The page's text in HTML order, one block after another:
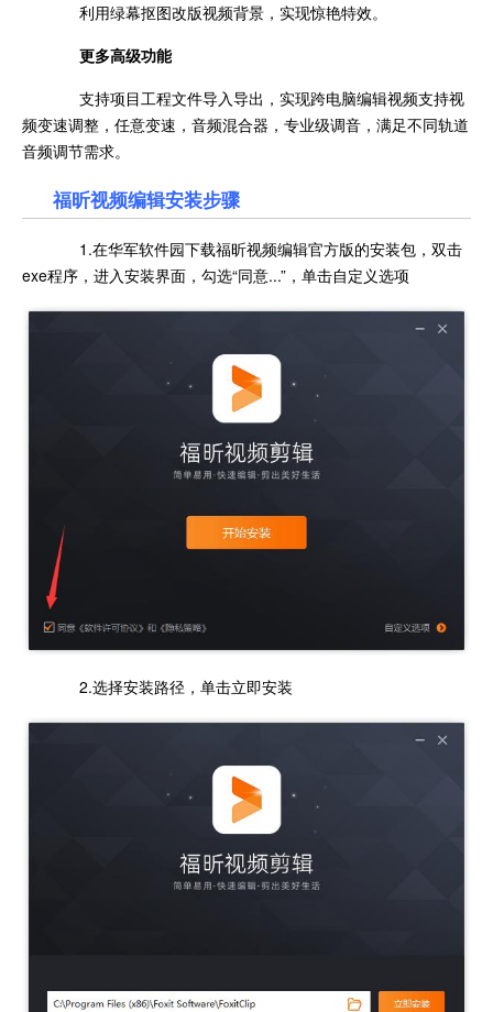
利用绿幕抠图改版视频背景，实现惊艳特效。
更多高级功能
支持项目工程文件导入导出，实现跨电脑编辑视频支持视
频变速调整，任意变速，音频混合器，专业级调音，满足不同轨道
音频调节需求。
福昕视频编辑安装步骤
1.在华军软件园下载福昕视频编辑官方版的安装包，双击
exe程序，进入安装界面，勾选“同意...”，单击自定义选项
2.选择安装路径，单击立即安装